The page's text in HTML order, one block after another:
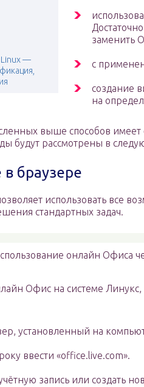
Linux —
заменить
с
создание
на
выше способов
будут рассмотрены в
браузере
использовать все
стандартных задач.
онлайн Офиса
Офис на системе
установленный на
ввести «office.live.com».
запись или создать